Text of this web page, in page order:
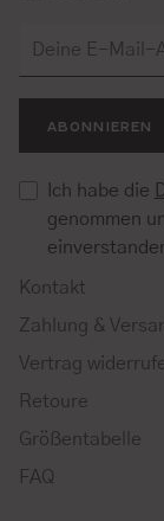
ABONNIEREN
Ich habe die
genommen
Kontakt
Zahlung &
Vertrag
Retoure
Größentabelle
FAQ